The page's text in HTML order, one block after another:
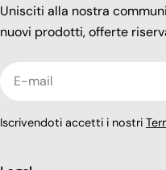
Unisciti alla nostra
nuovi prodotti, offerte
Iscrivendoti accetti i nostri